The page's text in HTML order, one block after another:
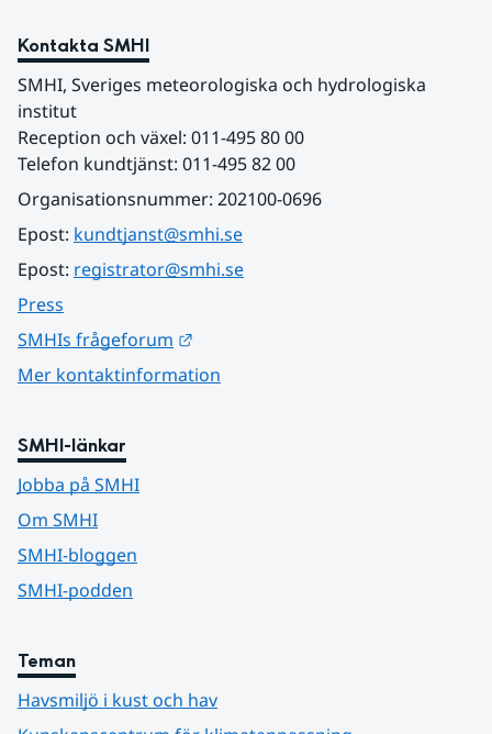
Kontakta SMHI
SMHI, Sveriges meteorologiska och hydrologiska
institut
Reception och växel: 011-495 80 00
Telefon kundtjänst: 011-495 82 00
Organisationsnummer: 202100-0696
Epost: kundtjanst@smhi.se
Epost: registrator@smhi.se
Press
SMHIs frågeforum
Mer kontaktinformation
SMHI-länkar
Jobba på SMHI
Om SMHI
SMHI-bloggen
SMHI-podden
Teman
Havsmiljö i kust och hav